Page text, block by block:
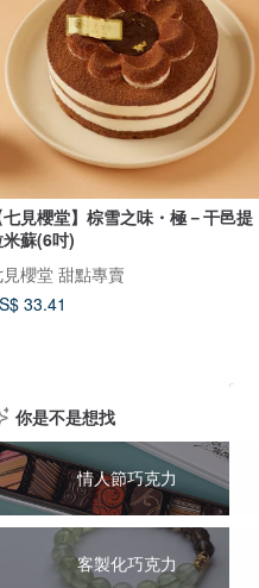
七見櫻堂】棕雪之味・極－干邑提
蘇(6吋)
櫻堂 甜點專賣
33.41
你是不是想找
情人節巧克力
客製化巧克力